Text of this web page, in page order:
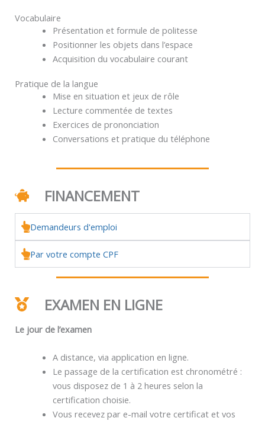
Vocabulaire
Présentation et formule de politesse
Positionner les objets dans l’espace
Acquisition du vocabulaire courant
Pratique de la langue
Mise en situation et jeux de rôle
Lecture commentée de textes
Exercices de prononciation
Conversations et pratique du téléphone
FINANCEMENT
Demandeurs d'emploi
Par votre compte CPF
EXAMEN EN LIGNE
Le jour de l’examen
A distance, via application en ligne.
Le passage de la certification est chronométré :
vous disposez de 1 à 2 heures selon la
certification choisie.
Vous recevez par e-mail votre certificat et vos